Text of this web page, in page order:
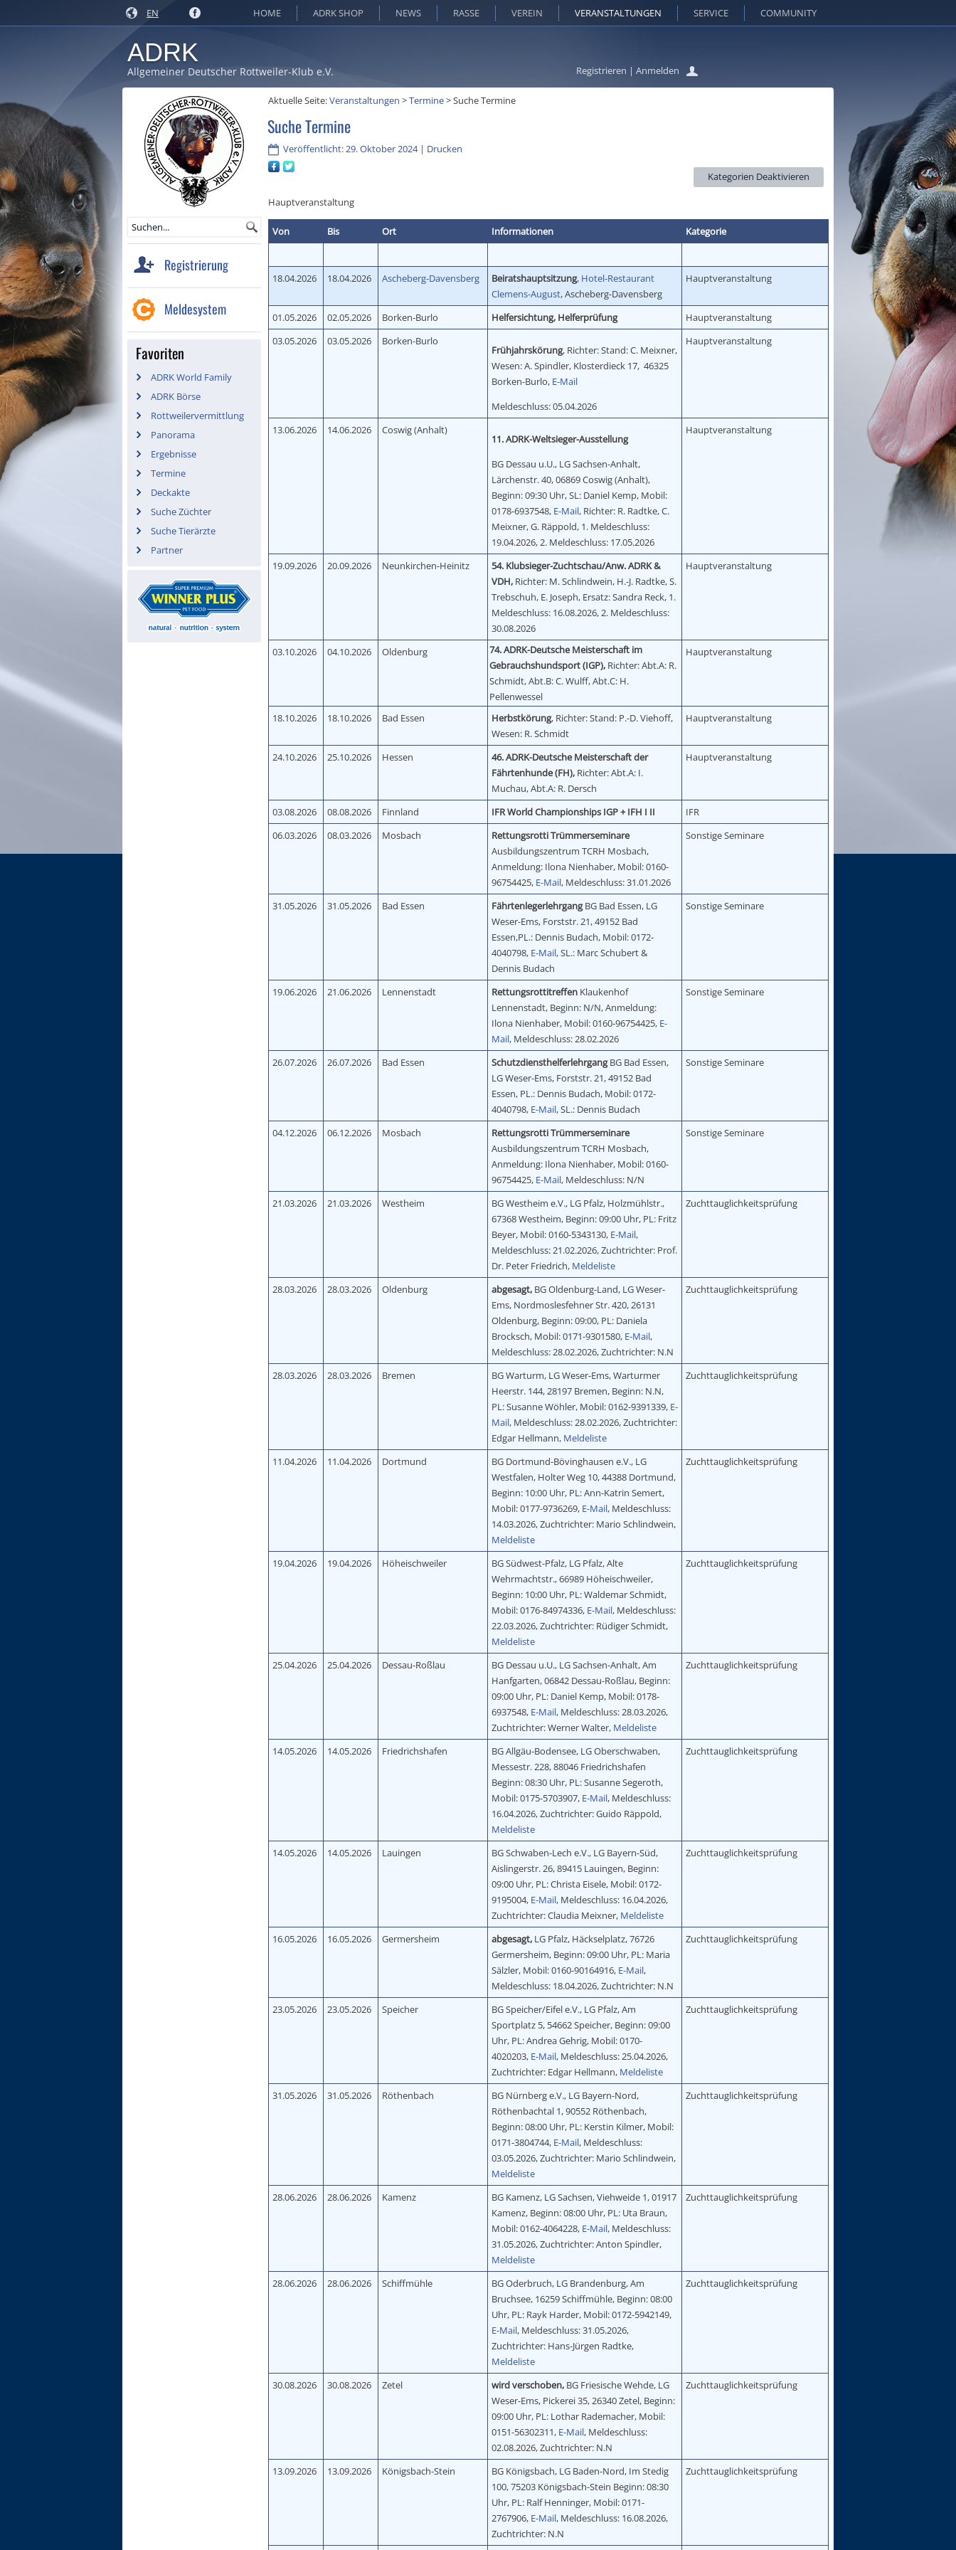
EN
Registrieren | Anmelden
HOME ADRK SHOP NEWS RASSE VEREIN VERANSTALTUNGEN SERVICE COMMUNITY
ADRK
Allgemeiner Deutscher Rottweiler-Klub e.V.
Registrierung
Meldesystem
Favoriten
ADRK World Family
ADRK Börse
Rottweilervermittlung
Panorama
Ergebnisse
Termine
Deckakte
Suche Züchter
Suche Tierärzte
Partner
Aktuelle Seite:Veranstaltungen >Termine>Suche Termine
Suche Termine
Veröffentlicht: 29. Oktober 2024| Drucken
Hauptveranstaltung
Von Bis Ort Informationen Kategorie
18.04.2026 18.04.2026 Ascheberg-Davensberg Beiratshauptsitzung, Hotel-Restaurant
Clemens-August, Ascheberg-Davensberg
Hauptveranstaltung
01.05.2026 02.05.2026 Borken-Burlo Helfersichtung, Helferprüfung
Hauptveranstaltung
03.05.2026
03.05.2026 Borken-Burlo
Frühjahrskörung, Richter: Stand: C. Meixner,
Wesen: A. Spindler, Klosterdieck 17, 46325
Borken-Burlo, E-Mail
Meldeschluss: 05.04.2026
Hauptveranstaltung
13.06.2026 14.06.2026 Coswig (Anhalt)
11. ADRK-Weltsieger-Ausstellung
BG Dessau u.U., LG Sachsen-Anhalt,
Lärchenstr. 40, 06869 Coswig (Anhalt),
Beginn: 09:30 Uhr, SL: Daniel Kemp, Mobil:
0178-6937548, E-Mail, Richter: R. Radtke, C.
Meixner, G. Räppold, 1. Meldeschluss:
19.04.2026, 2. Meldeschluss: 17.05.2026
Hauptveranstaltung
19.09.2026 20.09.2026 Neunkirchen-Heinitz
54. Klubsieger-Zuchtschau/Anw. ADRK &
VDH, Richter: M. Schlindwein, H.-J. Radtke, S.
Trebschuh, E. Joseph, Ersatz: Sandra Reck, 1.
Meldeschluss: 16.08.2026, 2. Meldeschluss:
30.08.2026
Hauptveranstaltung
03.10.2026 04.10.2026 Oldenburg
74. ADRK-Deutsche Meisterschaft im
Gebrauchshundsport (IGP), Richter: Abt.A: R.
Schmidt, Abt.B: C. Wulff, Abt.C: H.
Pellenwessel
Hauptveranstaltung
18.10.2026 18.10.2026 Bad Essen Herbstkörung, Richter: Stand: P.-D. Viehoff,
Wesen: R. Schmidt
Hauptveranstaltung
24.10.2026 25.10.2026 Hessen
46. ADRK-Deutsche Meisterschaft der
Fährtenhunde (FH), Richter: Abt.A: I.
Muchau, Abt.A: R. Dersch
Hauptveranstaltung
03.08.2026 08.08.2026 Finnland IFR World Championships IGP + IFH I II
IFR
06.03.2026
08.03.2026 Mosbach
Rettungsrotti Trümmerseminare
Ausbildungszentrum TCRH Mosbach,
Anmeldung: Ilona Nienhaber, Mobil: 0160-
96754425, E-Mail, Meldeschluss: 31.01.2026
Sonstige Seminare
31.05.2026 31.05.2026 Bad Essen FährtenlegerlehrgangBG Bad Essen, LG
Weser-Ems, Forststr. 21, 49152 Bad
Essen,PL.: Dennis Budach, Mobil: 0172-
4040798, E-Mail, SL.: Marc Schubert &
Dennis Budach
Sonstige Seminare
19.06.2026 21.06.2026 Lennenstadt Rettungsrottitreffen Klaukenhof
Lennenstadt, Beginn: N/N, Anmeldung:
Ilona Nienhaber, Mobil: 0160-96754425, E-
Mail, Meldeschluss: 28.02.2026
Sonstige Seminare
26.07.2026 26.07.2026 Bad Essen SchutzdiensthelferlehrgangBG Bad Essen,
LG Weser-Ems, Forststr. 21, 49152 Bad
Essen, PL.: Dennis Budach, Mobil: 0172-
4040798, E-Mail, SL.: Dennis Budach
Sonstige Seminare
04.12.2026 06.12.2026 Mosbach
Rettungsrotti Trümmerseminare
Ausbildungszentrum TCRH Mosbach,
Anmeldung: Ilona Nienhaber, Mobil: 0160-
96754425, E-Mail, Meldeschluss: N/N
Sonstige Seminare
21.03.2026 21.03.2026 Westheim
BG Westheim e.V., LG Pfalz, Holzmühlstr.,
67368 Westheim, Beginn: 09:00 Uhr, PL: Fritz
Beyer, Mobil: 0160-5343130, E-Mail,
Meldeschluss: 21.02.2026, Zuchtrichter: Prof.
Dr. Peter Friedrich, Meldeliste
Zuchttauglichkeitsprüfung
28.03.2026 28.03.2026 Oldenburg abgesagt, BG Oldenburg-Land, LG Weser-
Ems, Nordmoslesfehner Str. 420, 26131
Oldenburg, Beginn: 09:00, PL: Daniela
Brocksch, Mobil: 0171-9301580, E-Mail,
Meldeschluss: 28.02.2026, Zuchtrichter: N.N
Zuchttauglichkeitsprüfung
28.03.2026 28.03.2026 Bremen
BG Warturm, LG Weser-Ems, Warturmer
Heerstr. 144, 28197 Bremen, Beginn: N.N,
PL: Susanne Wöhler, Mobil: 0162-9391339, E-
Mail, Meldeschluss: 28.02.2026, Zuchtrichter:
Edgar Hellmann, Meldeliste
Zuchttauglichkeitsprüfung
11.04.2026 11.04.2026 Dortmund
BG Dortmund-Bövinghausen e.V., LG
Westfalen, Holter Weg 10, 44388 Dortmund,
Beginn: 10:00 Uhr, PL: Ann-Katrin Semert,
Mobil: 0177-9736269, E-Mail, Meldeschluss:
14.03.2026, Zuchtrichter: Mario Schlindwein,
Meldeliste
Zuchttauglichkeitsprüfung
19.04.2026 19.04.2026 Höheischweiler
BG Südwest-Pfalz, LG Pfalz, Alte
Wehrmachtstr., 66989 Höheischweiler,
Beginn: 10:00 Uhr, PL: Waldemar Schmidt,
Mobil: 0176-84974336, E-Mail, Meldeschluss:
22.03.2026, Zuchtrichter: Rüdiger Schmidt,
Meldeliste
Zuchttauglichkeitsprüfung
25.04.2026 25.04.2026 Dessau-Roßlau
BG Dessau u.U., LG Sachsen-Anhalt, Am
Hanfgarten, 06842 Dessau-Roßlau, Beginn:
09:00 Uhr, PL: Daniel Kemp, Mobil: 0178-
6937548, E-Mail, Meldeschluss: 28.03.2026,
Zuchtrichter: Werner Walter, Meldeliste
Zuchttauglichkeitsprüfung
14.05.2026 14.05.2026 Friedrichshafen
BG Allgäu-Bodensee, LG Oberschwaben,
Messestr. 228, 88046 Friedrichshafen
Beginn: 08:30 Uhr, PL: Susanne Segeroth,
Mobil: 0175-5703907, E-Mail, Meldeschluss:
16.04.2026, Zuchtrichter: Guido Räppold,
Meldeliste
Zuchttauglichkeitsprüfung
14.05.2026 14.05.2026 Lauingen
BG Schwaben-Lech e.V., LG Bayern-Süd,
Aislingerstr. 26, 89415 Lauingen, Beginn:
09:00 Uhr, PL: Christa Eisele, Mobil: 0172-
9195004, E-Mail, Meldeschluss: 16.04.2026,
Zuchtrichter: Claudia Meixner, Meldeliste
Zuchttauglichkeitsprüfung
16.05.2026 16.05.2026 Germersheim abgesagt, LG Pfalz, Häckselplatz, 76726
Germersheim, Beginn: 09:00 Uhr, PL: Maria
Sälzler, Mobil: 0160-90164916, E-Mail,
Meldeschluss: 18.04.2026, Zuchtrichter: N.N
Zuchttauglichkeitsprüfung
23.05.2026 23.05.2026 Speicher
BG Speicher/Eifel e.V., LG Pfalz, Am
Sportplatz 5, 54662 Speicher, Beginn: 09:00
Uhr, PL: Andrea Gehrig, Mobil: 0170-
4020203, E-Mail, Meldeschluss: 25.04.2026,
Zuchtrichter: Edgar Hellmann, Meldeliste
Zuchttauglichkeitsprüfung
31.05.2026 31.05.2026 Röthenbach
BG Nürnberg e.V., LG Bayern-Nord,
Röthenbachtal 1, 90552 Röthenbach,
Beginn: 08:00 Uhr, PL: Kerstin Kilmer, Mobil:
0171-3804744, E-Mail, Meldeschluss:
03.05.2026, Zuchtrichter: Mario Schlindwein,
Meldeliste
Zuchttauglichkeitsprüfung
28.06.2026 28.06.2026 Kamenz
BG Kamenz, LG Sachsen, Viehweide 1, 01917
Kamenz, Beginn: 08:00 Uhr, PL: Uta Braun,
Mobil: 0162-4064228, E-Mail, Meldeschluss:
31.05.2026, Zuchtrichter: Anton Spindler,
Meldeliste
Zuchttauglichkeitsprüfung
28.06.2026 28.06.2026 Schiffmühle
BG Oderbruch, LG Brandenburg, Am
Bruchsee, 16259 Schiffmühle, Beginn: 08:00
Uhr, PL: Rayk Harder, Mobil: 0172-5942149,
E-Mail, Meldeschluss: 31.05.2026,
Zuchtrichter: Hans-Jürgen Radtke,
Meldeliste
Zuchttauglichkeitsprüfung
30.08.2026 30.08.2026 Zetel wird verschoben, BG Friesische Wehde, LG
Weser-Ems, Pickerei 35, 26340 Zetel, Beginn:
09:00 Uhr, PL: Lothar Rademacher, Mobil:
0151-56302311, E-Mail, Meldeschluss:
02.08.2026, Zuchtrichter: N.N
Zuchttauglichkeitsprüfung
13.09.2026 13.09.2026 Königsbach-Stein
BG Königsbach, LG Baden-Nord, Im Stedig
100, 75203 Königsbach-Stein Beginn: 08:30
Uhr, PL: Ralf Henninger, Mobil: 0171-
2767906, E-Mail, Meldeschluss: 16.08.2026,
Zuchtrichter: N.N
Zuchttauglichkeitsprüfung